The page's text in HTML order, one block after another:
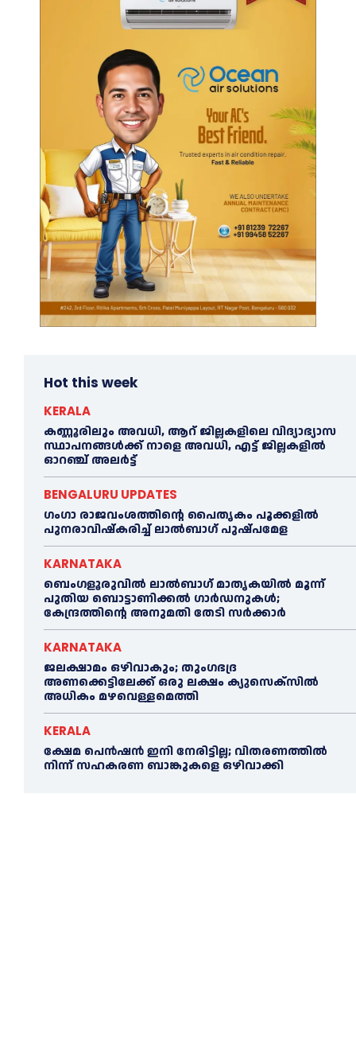
Hot this week
KERALA
കണ്ണൂരിലും അവധി, ആറ് ജില്ലകളിലെ വിദ്യാഭ്യാസ
സ്ഥാപനങ്ങൾക്ക് നാളെ അവധി, എട്ട് ജില്ലകളിൽ
ഓറഞ്ച് അലർട്ട്
BENGALURU UPDATES
ഗംഗാ രാജവംശത്തിന്റെ പൈതൃകം പൂക്കളിൽ
പുനരാവിഷ്‌കരിച്ച് ലാൽബാഗ് പുഷ്പമേള
KARNATAKA
ബെംഗളൂരുവിൽ ലാൽബാഗ് മാതൃകയിൽ മൂന്ന്
പുതിയ ബൊട്ടാണിക്കൽ ഗാർഡനുകൾ;
കേന്ദ്രത്തിന്റെ അനുമതി തേടി സർക്കാർ
KARNATAKA
ജലക്ഷാമം ഒഴിവാകും; തുംഗഭദ്ര
അണക്കെട്ടിലേക്ക് ഒരു ലക്ഷം ക്യുസെക്സില്‍
അധികം മഴവെള്ളമെത്തി
KERALA
ക്ഷേമ പെൻഷൻ ഇനി നേരിട്ടില്ല; വിതരണത്തിൽ
നിന്ന് സഹകരണ ബാങ്കുകളെ ഒഴിവാക്കി